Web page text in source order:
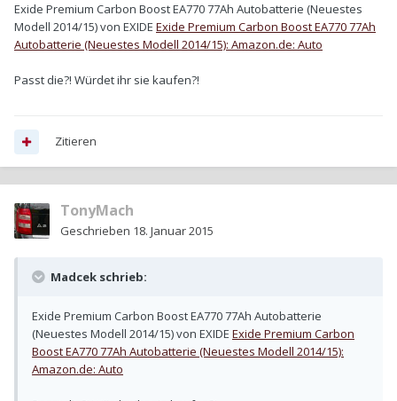
Exide Premium Carbon Boost EA770 77Ah Autobatterie (Neuestes
Modell 2014/15) von EXIDE Exide Premium Carbon Boost EA770 77Ah
Autobatterie (Neuestes Modell 2014/15): Amazon.de: Auto
Passt die?! Würdet ihr sie kaufen?!
Zitieren
TonyMach
Geschrieben 18. Januar 2015
Madcek schrieb:
Exide Premium Carbon Boost EA770 77Ah Autobatterie
(Neuestes Modell 2014/15) von EXIDE Exide Premium Carbon
Boost EA770 77Ah Autobatterie (Neuestes Modell 2014/15):
Amazon.de: Auto